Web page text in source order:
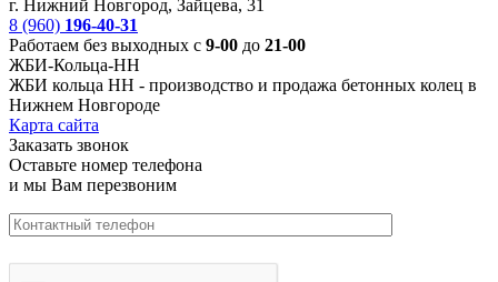
г. Нижний Новгород, Зайцева, 31
8 (960) 196-40-31
Работаем без выходных с 9-00 до 21-00
ЖБИ-Кольца-НН
ЖБИ кольца НН - производство и продажа бетонных колец в
Нижнем Новгороде
Карта сайта
Заказать звонок
Оставьте номер телефона
и мы Вам перезвоним